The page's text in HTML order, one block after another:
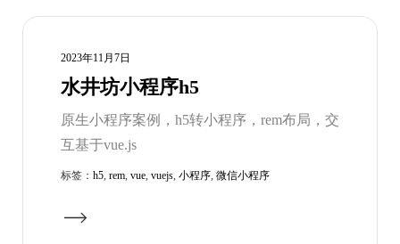
2023年11月7日
水井坊小程序h5
原生小程序案例，h5转小程序，rem布局，交
互基于vue.js
标签： h5, rem, vue, vuejs, 小程序, 微信小程序